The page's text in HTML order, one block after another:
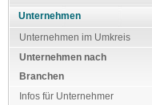
Unternehmen
Unternehmen im Umkreis
Unternehmen nach
Branchen
Infos für Unternehmer